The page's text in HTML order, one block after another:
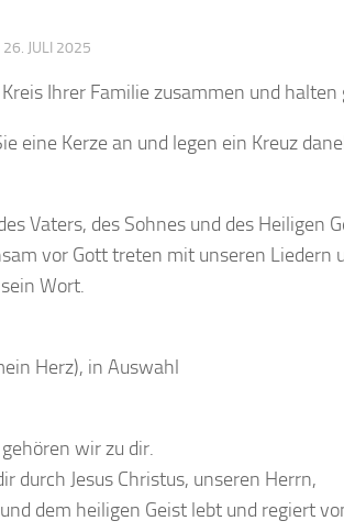
26. JULI 2025
Ihrer Familie zusammen und
eine Kerze an und legen ein Kreuz
Vaters, des Sohnes und des Heiligen
vor Gott treten mit unseren Liedern
Wort.
Herz), in Auswahl
wir zu dir.
durch Jesus Christus, unseren Herrn,
dem heiligen Geist lebt und regiert